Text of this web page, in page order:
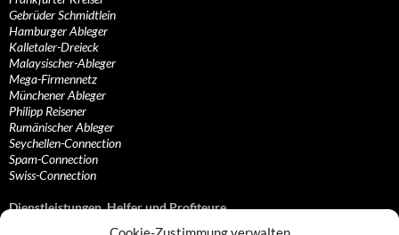
Gebrüder Schmidtlein
Hamburger Ableger
Kalletaler-Dreieck
Malaysischer-Ableger
Mega-Firmennetz
Münchener Ableger
Philipp Reisener
Rumänischer Ableger
Seychellen-Connection
Spam-Connection
Swiss-Connection
Dienstleistungen, Helfer und Profiteure